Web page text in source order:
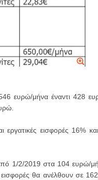
ευρώ/μήνα έναντι 428
εισφορές 16% και
1/2/2019 στα 104 ευρώ/
θα ανέλθουν σε